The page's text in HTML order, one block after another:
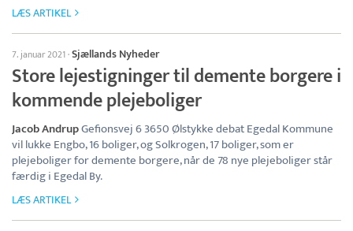
LÆS ARTIKEL
7. januar 2021·Sjællands Nyheder
Store lejestigninger til demente borgere i
kommende plejeboliger
Jacob AndrupGefionsvej 6 3650 Ølstykke debat Egedal Kommune
vil lukke Engbo, 16 boliger, og Solkrogen, 17 boliger, som er
plejeboliger for demente borgere, når de 78 nye plejeboliger står
færdig i Egedal By.
LÆS ARTIKEL